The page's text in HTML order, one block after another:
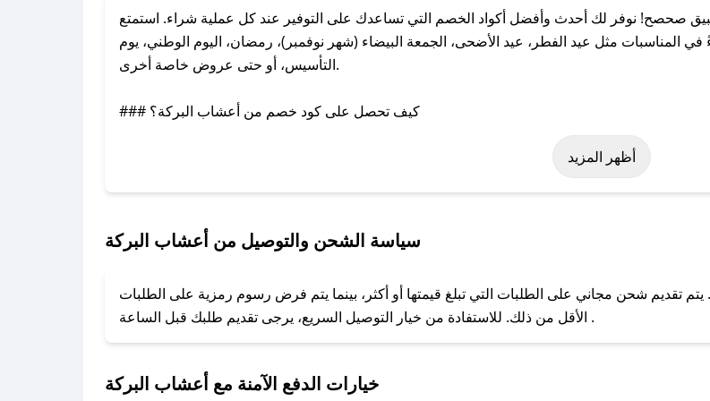
صحصح! نوفر لك أحدث وأفضل أكواد الخصم التي تساعدك على التوفير عند كل عملية شراء. استمتع
مثل عيد الفطر، عيد الأضحى، الجمعة البيضاء (شهر نوفمبر)، رمضان، اليوم الوطني، يوم
التأسيس، أو حتى عروض خاصة أخرى.
### كيف تحصل على كود خصم من أعشاب البركة؟
البركة. وفي حال عدم توفر الكوبون، تواصل معنا عبر تويتر أو البريد الإلكتروني لإضافته بسرعة.
عبر الرسائل الخاصة على تويتر أو البريد الإلكتروني، وسنقوم بحل المشكلة في أسرع وقت ممكن.
### ماذا أفعل إذا لم أجد كود خصم لمتجري المفضل؟
لمتجرك المفضل، يمكنك مراسلتنا مباشرة وسنعمل على توفير الكوبونات في أسرع وقت ممكن.
أظهر المزيد
سياسة الشحن والتوصيل من أعشاب البركة
تقديم شحن مجاني على الطلبات التي تبلغ قيمتها أو أكثر، بينما يتم فرض رسوم رمزية على الطلبات
الأقل من ذلك. للاستفادة من خيار التوصيل السريع، يرجى تقديم طلبك قبل الساعة .
خيارات الدفع الآمنة مع أعشاب البركة